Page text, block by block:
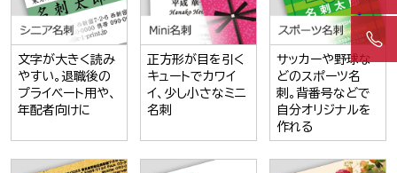
文字が大きく読み
やすい。退職後の
プライベート用や、
年配者向けに
正方形が目を引く
キュートでカワイ
イ、少し小さなミニ
名刺
サッカーや野球な
どのスポーツ名
刺。背番号などで
自分オリジナルを
作れる